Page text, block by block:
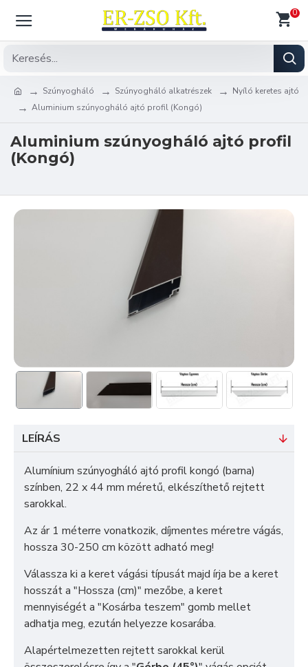
0
Szúnyogháló Szúnyogháló alkatrészek
Nyíló keretes ajtó
Aluminium szúnyogháló ajtó profil (Kongó)
Aluminium szúnyogháló ajtó profil
(Kongó)
LEÍRÁS
Alumínium szúnyogháló ajtó profil kongó (barna)
színben, 22 x 44 mm méretű, elkészíthető rejtett
sarokkal.
Az ár 1 méterre vonatkozik, díjmentes méretre vágás,
hossza 30-250 cm között adható meg!
Válassza ki a keret vágási típusát majd írja be a keret
hosszát a "Hossza (cm)" mezőbe, a keret
mennyiségét a "Kosárba teszem" gomb mellet
adhatja meg, ezután helyezze kosarába.
Alapértelmezetten rejtett sarokkal kerül